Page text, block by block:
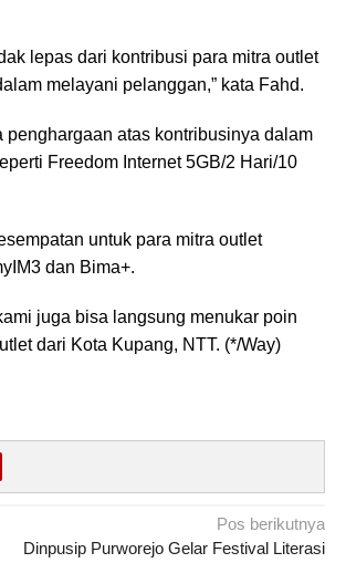
lepas dari kontribusi para mitra outlet
melayani pelanggan,” kata Fahd.
atas kontribusinya dalam
Freedom Internet 5GB/2 Hari/10
untuk para mitra outlet
dan Bima+.
juga bisa langsung menukar poin
dari Kota Kupang, NTT. (*/Way)
Pos berikutnya
Dinpusip Purworejo Gelar Festival Literasi